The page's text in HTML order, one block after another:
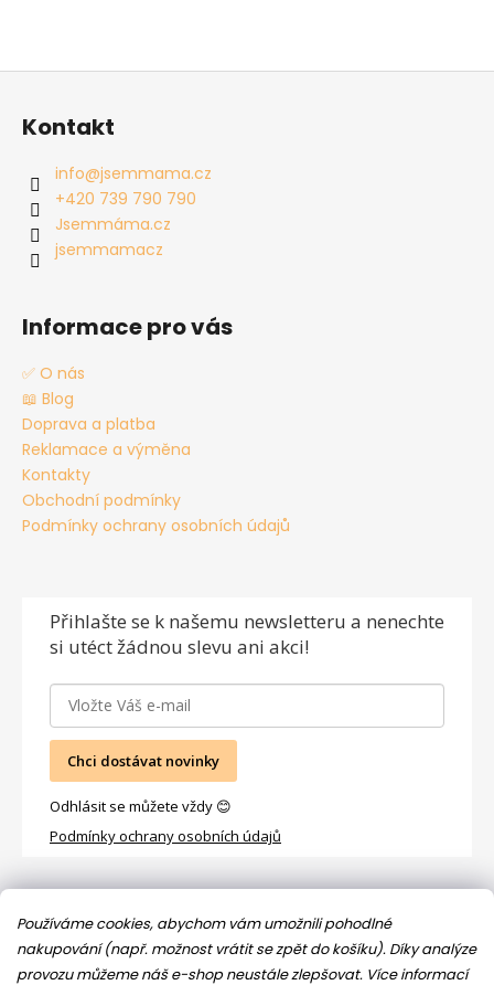
Používáme cookies, abychom vám umožnili pohodlné
nakupování (např. možnost vrátit se zpět do košíku). Díky analýze
provozu můžeme náš e-shop neustále zlepšovat. Více informací
Z
Kontakt
info@jsemmama.cz
+420 739 790 790
Jsemmáma.cz
jsemmamacz
Informace pro vás
✅ O nás
📖 Blog
Doprava a platba
Reklamace a výměna
Kontakty
Obchodní podmínky
Podmínky ochrany osobních údajů
Přihlašte se k našemu newsletteru a nenechte
si utéct žádnou slevu ani akci!
Chci dostávat novinky
Odhlásit se můžete vždy 😊
Podmínky ochrany osobních údajů
Facebook